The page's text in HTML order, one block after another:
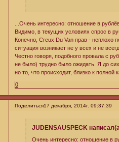
...Очень интересно: отношение в
Видимо, в текущих условиях спрос в
Конечно, Creux Du Van прав - неплохо
ситуация возникает не у всех и не
Честно говоря, подобного провала с
не было) трудно было ожидать. Я до
но то, что происходит, близко к полной
0
Поделиться17 декабря, 2014г. 09:37:39
JUDENSAUSPECK
Очень интересно: отношение в